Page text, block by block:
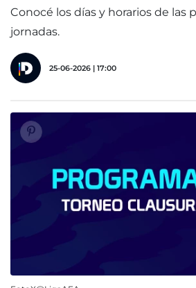
Conocé los días y horarios de las
jornadas.
25-06-2026 | 17:00